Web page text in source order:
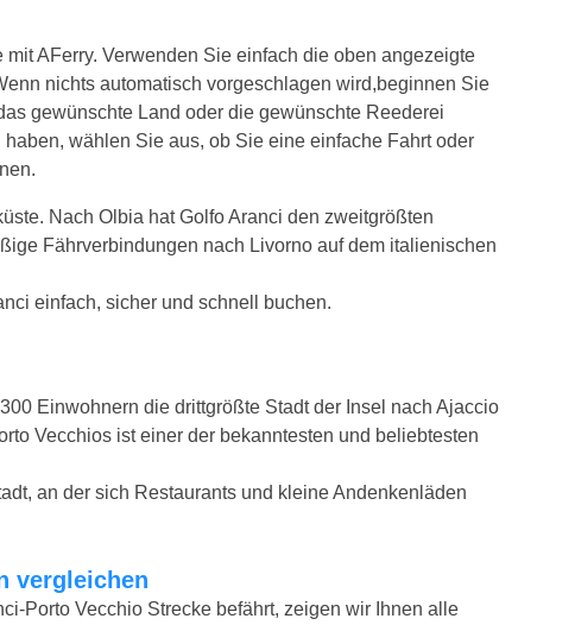
AFerry. Verwenden Sie einfach die oben angezeigte
nichts automatisch vorgeschlagen wird,beginnen Sie
gewünschte Land oder die gewünschte Reederei
wählen Sie aus, ob Sie eine einfache Fahrt oder
Nach Olbia hat Golfo Aranci den zweitgrößten
Fährverbindungen nach Livorno auf dem italienischen
einfach, sicher und schnell buchen.
Einwohnern die drittgrößte Stadt der Insel nach Ajaccio
Vecchios ist einer der bekanntesten und beliebtesten
an der sich Restaurants und kleine Andenkenläden
vergleichen
Porto Vecchio Strecke befährt, zeigen wir Ihnen alle